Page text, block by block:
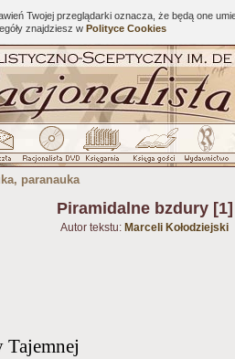
Twojej przeglądarki oznacza, że będą one
znajdziesz w Polityce Cookies
paranauka
Piramidalne bzdury [1]
Autor tekstu: Marceli Kołodziejski
Tajemnej